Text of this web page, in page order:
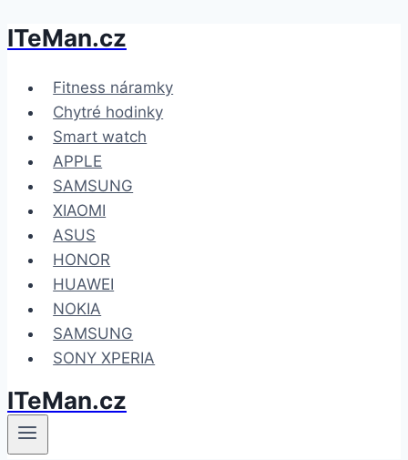
Přeskočit
obsah
ITeMan.cz
Fitness náramky
Chytré hodinky
Smart watch
APPLE
SAMSUNG
XIAOMI
ASUS
HONOR
HUAWEI
NOKIA
SAMSUNG
SONY XPERIA
ITeMan.cz